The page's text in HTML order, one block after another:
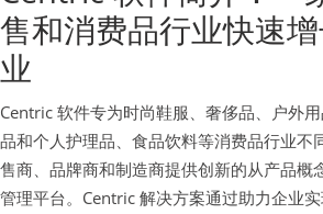
售和消费品行业快速
业
Centric 软件专为时尚鞋服、奢侈品、户外
品和个人护理品、食品饮料等消费品行业不
售商、品牌商和制造商提供创新的从产品概
管理平台。Centric 解决方案通过助力企业